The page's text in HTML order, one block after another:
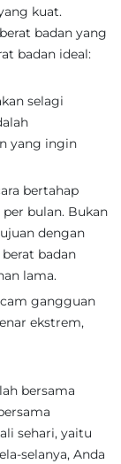
kuat.
badan yang
badan ideal:
selagi
yang ingin
bertahap
bulan. Bukan
dengan
badan
lama.
gangguan
ekstrem,
bersama
sehari, yaitu
selanya, Anda